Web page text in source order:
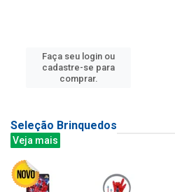
Faça seu login ou
cadastre-se para
comprar.
Seleção Brinquedos
Veja mais